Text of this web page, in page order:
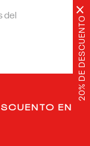
20% DE DESCUENTO
×
del
EN